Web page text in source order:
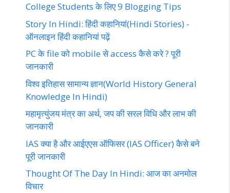
College Students के लिए 9 Blogging Tips
Story In Hindi: हिंदी कहानियां(Hindi Stories) -
ऑनलाइन हिंदी कहानियां पढ़ें‎‎
PC के file को mobile से access कैसे करे ? पूरी
जानकारी
विश्व इतिहास सामान्य ज्ञान(World History General
Knowledge In Hindi)
महामृत्युंजय मंत्र का अर्थ, जप की सरल विधि और लाभ की
जानकारी
IAS क्या है और आईएएस ऑफिसर (IAS Officer) कैसे बने
पूरी जानकारी
Thought Of The Day In Hindi: आज का अनमोल
विचार